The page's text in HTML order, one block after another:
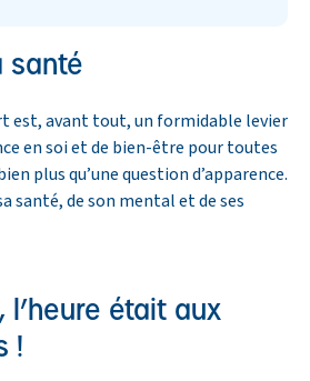
santé
est, avant tout, un formidable levier
en soi et de bien-être pour toutes
plus qu’une question d’apparence.
santé, de son mental et de ses
l’heure était aux
!